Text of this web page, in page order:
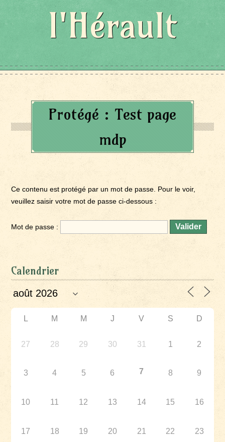
l'Hérault
Protégé : Test page
mdp
Ce contenu est protégé par un mot de passe. Pour le voir,
veuillez saisir votre mot de passe ci-dessous :
Mot de passe :
Calendrier
L M M J V S D
27 28 29 30 31 1 2
3 4 5 6 7 8 9
10 11 12 13 14 15 16
17 18 19 20 21 22 23